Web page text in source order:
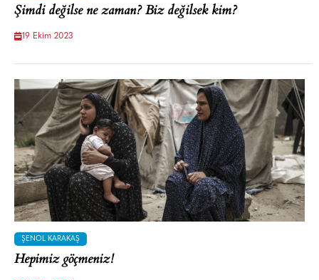
Şimdi değilse ne zaman? Biz değilsek kim?
19 Ekim 2023
ŞENOL KARAKAŞ
Hepimiz göçmeniz!